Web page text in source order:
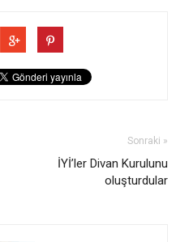
Sonraki »
İYİ’ler Divan Kurulunu
oluşturdular